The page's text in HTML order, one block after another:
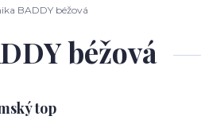
BADDY béžová
béžová
top